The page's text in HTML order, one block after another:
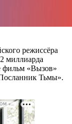
режиссёра
миллиарда
фильм «Вызов»
Тьмы».
РЕКЛАМА • ООО СТРОИТЕЛЬНЫЙ ТОРГОВЫЙ ДОМ «ПЕТРОВИЧ». ИНН: 7802348846